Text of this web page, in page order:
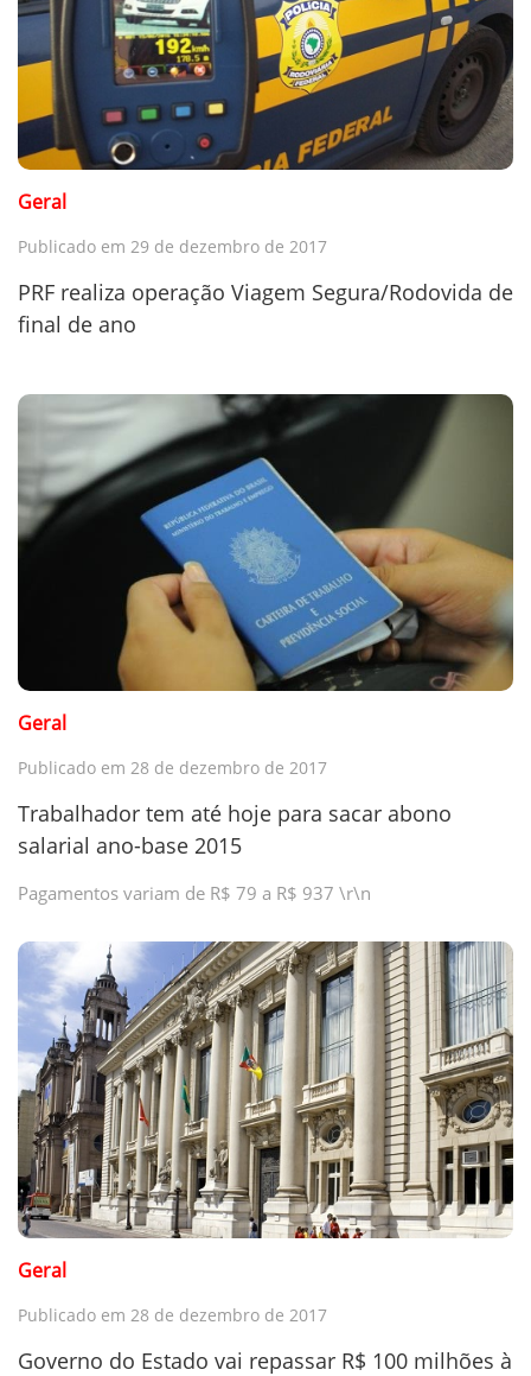
Geral
Publicado em 29 de dezembro de 2017
PRF realiza operação Viagem Segura/Rodovida de
final de ano
Geral
Publicado em 28 de dezembro de 2017
Trabalhador tem até hoje para sacar abono
salarial ano-base 2015
Pagamentos variam de R$ 79 a R$ 937 \r\n
Geral
Publicado em 28 de dezembro de 2017
Governo do Estado vai repassar R$ 100 milhões à